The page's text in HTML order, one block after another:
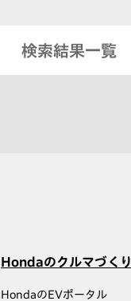
検索結果一覧
Hondaのクルマづくり
HondaのEVポータル